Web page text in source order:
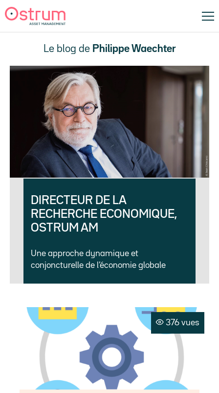
Le blog de Philippe Waechter
DIRECTEUR DE LA
RECHERCHE ECONOMIQUE,
OSTRUM AM
Une approche dynamique et
conjoncturelle de l’économie globale
376 vues